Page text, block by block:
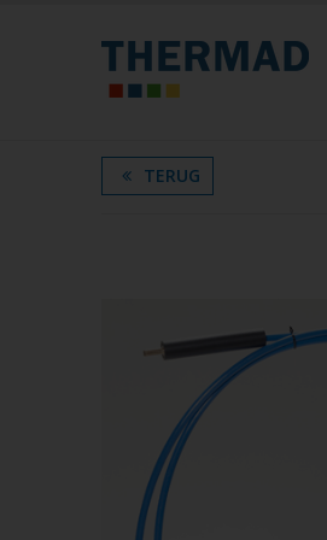
TERUG